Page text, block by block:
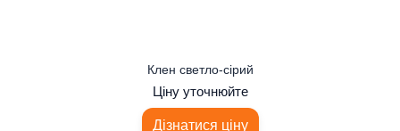
Клен светло-сірий
Ціну уточнюйте
Дізнатися ціну